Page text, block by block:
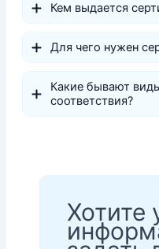
Кем выдается
Для чего нужен
Какие бывают
соответствия?
Хотите